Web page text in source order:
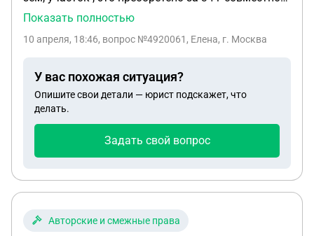
жизни с супругом, 4 г назад умер , все перешло
он ничего не преобретал и ни куда не
зарегестрировать брак. У меня есть 2 взрослые
дочери. Вопрос если когда меня не станет , мой
нынешний муж не будет делить наследство с
Показать полностью
10 апреля, 18:46, вопрос №4920061, Елена, г. Москва
У вас похожая ситуация?
Опишите свои детали — юрист подскажет, что
делать.
Задать свой вопрос
Авторские и смежные права